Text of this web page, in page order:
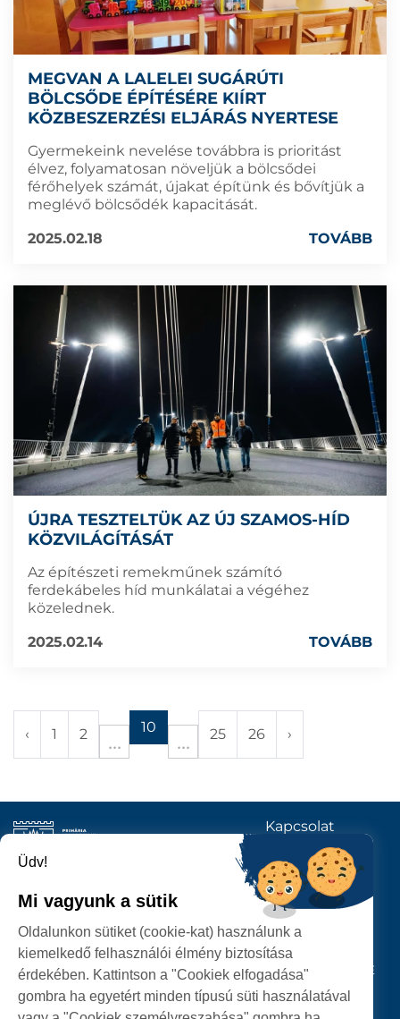
MEGVAN A LALELEI SUGÁRÚTI
BÖLCSŐDE ÉPÍTÉSÉRE KIÍRT
KÖZBESZERZÉSI ELJÁRÁS NYERTESE
Gyermekeink nevelése továbbra is prioritást
élvez, folyamatosan növeljük a bölcsődei
férőhelyek számát, újakat építünk és bővítjük a
meglévő bölcsődék kapacitását.
2025.02.18
TOVÁBB
ÚJRA TESZTELTÜK AZ ÚJ SZAMOS-HÍD
KÖZVILÁGÍTÁSÁT
Az építészeti remekműnek számító
ferdekábeles híd munkálatai a végéhez
közelednek.
2025.02.14
TOVÁBB
‹ 1 2 10 25 26 ›
SZEMÉLYES ADATOK VÉDELME
SZATMÁRNÉMETI
POLGÁRMESTERI HIVATAL
P-ȚA 25 OCTOMBRIE, NR. 1 CORP M, 440026 SATU MARE
Kapcsolat
KÖVESSENEK
Üdv!
Mi vagyunk a sütik
Oldalunkon sütiket (cookie-kat) használunk a
kiemelkedő felhasználói élmény biztosítása
érdekében. Kattintson a "Cookiek elfogadása"
gombra ha egyetért minden típusú süti használatával